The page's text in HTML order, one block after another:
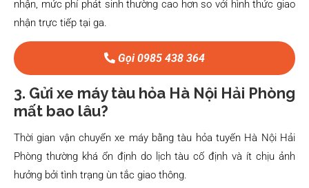
nhận, mức phí phát sinh thường cao hơn so với hình thức giao
nhận trực tiếp tại ga.
Gọi 0985 438 364
3. Gửi xe máy tàu hỏa Hà Nội Hải Phòng
mất bao lâu?
Thời gian vận chuyển xe máy bằng tàu hỏa tuyến Hà Nội Hải
Phòng thường khá ổn định do lịch tàu cố định và ít chịu ảnh
hưởng bởi tình trạng ùn tắc giao thông.